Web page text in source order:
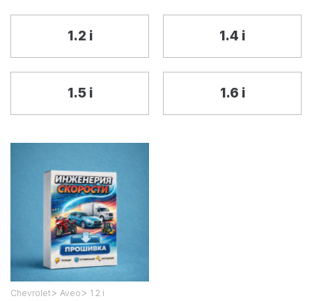
1.2 i 1.4 i
1.5 i 1.6 i
Chevrolet > Aveo > 1.2 i